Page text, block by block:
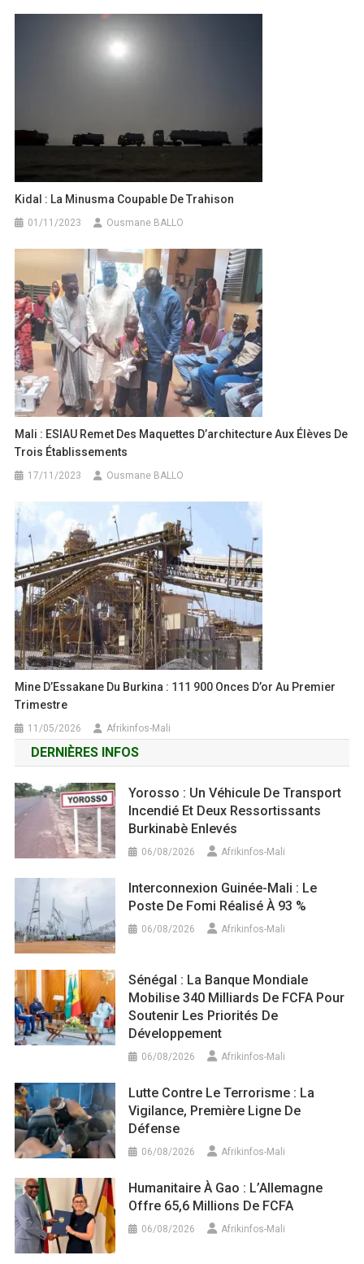
l’article
Kidal : La Minusma Coupable De Trahison
01/11/2023 Ousmane BALLO
Mali : ESIAU Remet Des Maquettes D’architecture Aux Élèves De
Trois Établissements
17/11/2023 Ousmane BALLO
Mine D’Essakane Du Burkina : 111 900 Onces D’or Au Premier
Trimestre
11/05/2026 Afrikinfos-Mali
DERNIÈRES INFOS
Yorosso : Un Véhicule De Transport
Incendié Et Deux Ressortissants
Burkinabè Enlevés
06/08/2026 Afrikinfos-Mali
Interconnexion Guinée-Mali : Le
Poste De Fomi Réalisé À 93 %
06/08/2026 Afrikinfos-Mali
Sénégal : La Banque Mondiale
Mobilise 340 Milliards De FCFA Pour
Soutenir Les Priorités De
Développement
06/08/2026 Afrikinfos-Mali
Lutte Contre Le Terrorisme : La
Vigilance, Première Ligne De
Défense
06/08/2026 Afrikinfos-Mali
Humanitaire À Gao : L’Allemagne
Offre 65,6 Millions De FCFA
06/08/2026 Afrikinfos-Mali